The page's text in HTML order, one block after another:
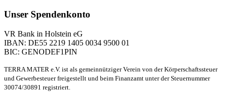
Unser Spendenkonto
VR Bank in Holstein eG
IBAN: DE55 2219 1405 0034 9500 01
BIC: GENODEF1PIN
TERRA MATER e.V. ist als gemeinnütziger Verein von der Körperschaftssteuer
und Gewerbesteuer freigestellt und beim Finanzamt unter der Steuernummer
30074/30891 registriert.